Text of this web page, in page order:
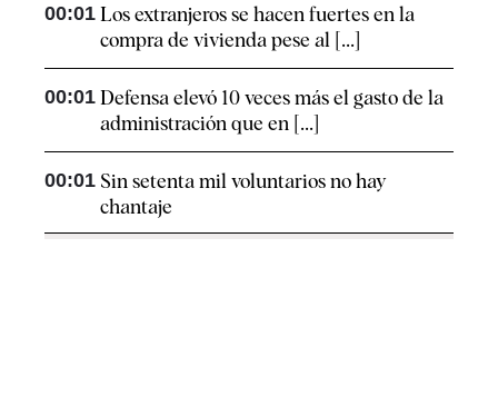
00:01 Los extranjeros se hacen fuertes en la
compra de vivienda pese al [...]
00:01 Defensa elevó 10 veces más el gasto de la
administración que en [...]
00:01 Sin setenta mil voluntarios no hay
chantaje